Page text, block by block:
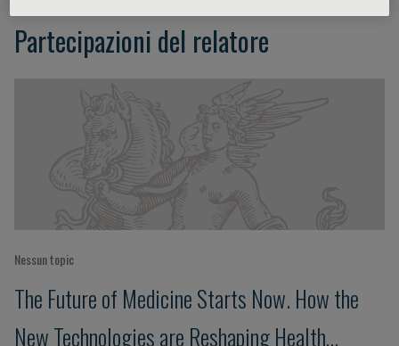
Partecipazioni del relatore
Nessun topic
The Future of Medicine Starts Now. How the
New Technologies are Reshaping Health